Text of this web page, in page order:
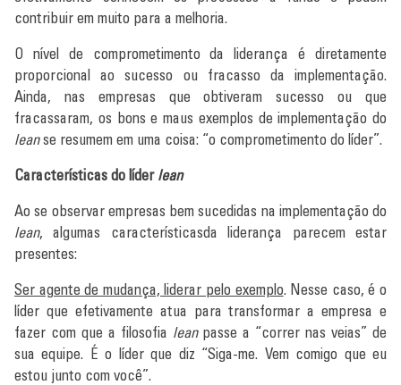
contribuir em muito para a melhoria.
O nível de comprometimento da liderança é diretamente
proporcional ao sucesso ou fracasso da implementação.
Ainda, nas empresas que obtiveram sucesso ou que
fracassaram, os bons e maus exemplos de implementação do
leanse resumem em uma coisa: “o comprometimento do líder”.
Características do líder lean
Ao se observar empresas bem sucedidas na implementação do
lean, algumas característicasda liderança parecem estar
presentes:
Ser agente de mudança, liderar pelo exemplo. Nesse caso, é o
líder que efetivamente atua para transformar a empresa e
fazer com que a filosofia leanpasse a “correr nas veias” de
sua equipe. É o líder que diz “Siga-me. Vem comigo que eu
estou junto com você”.